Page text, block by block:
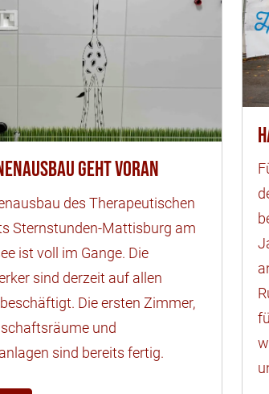
geht voran
des Therapeutischen
Sternstunden-Mattisburg am
ist voll im Gange. Die
sind derzeit auf allen
Die ersten Zimmer,
und
sind bereits fertig.